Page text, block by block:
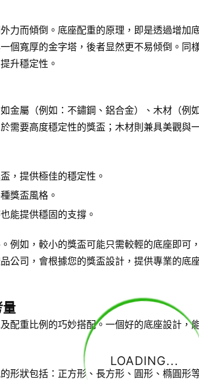
LOADING...
力而傾倒。底座配重的原理，即是透過增加
個寬厚的金字塔，後者显然更不易倾倒。同
升穩定性。
金屬（例如：不鏽鋼、鋁合金）、木材（例
需要高度穩定性的獎盃；木材則兼具美觀與
，提供極佳的穩定性。
獎盃風格。
能提供穩固的支撐。
例如，較小的獎盃可能只需較輕的底座即可
公司，會根據您的獎盃設計，提供專業的底
量
配重比例的巧妙搭配。一個好的底座設計，
形狀包括：正方形、長方形、圓形、橢圓形